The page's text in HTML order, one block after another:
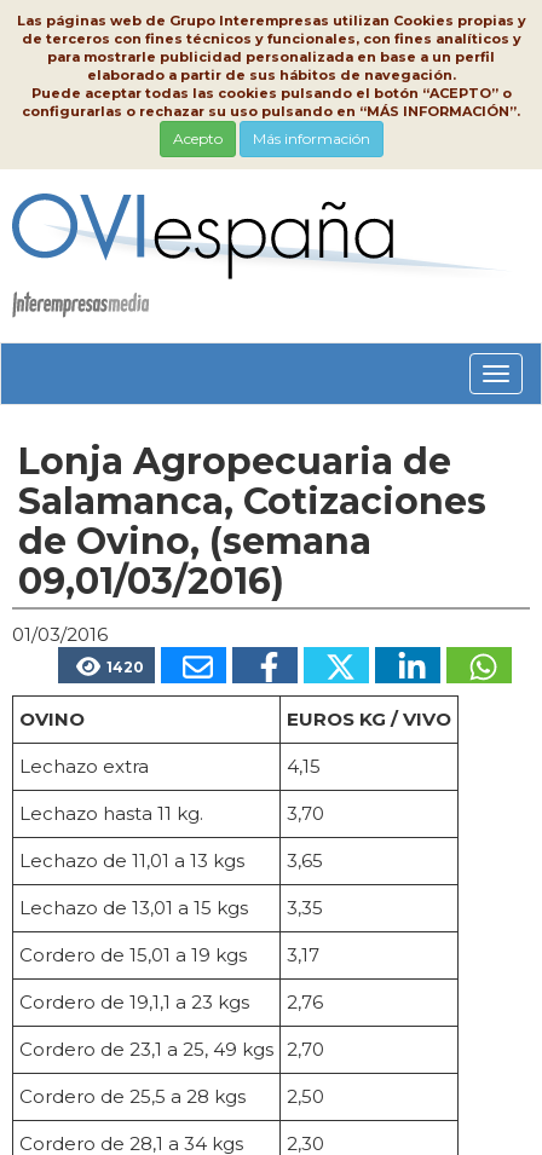
Las páginas web de Grupo Interempresas utilizan Cookies propias y
de terceros con fines técnicos y funcionales, con fines analíticos y
para mostrarle publicidad personalizada en base a un perfil
elaborado a partir de sus hábitos de navegación.
Puede aceptar todas las cookies pulsando el botón “ACEPTO” o
configurarlas o rechazar su uso pulsando en “MÁS INFORMACIÓN”.
Acepto Más información
Lonja Agropecuaria de
Salamanca, Cotizaciones
de Ovino, (semana
09,01/03/2016)
01/03/2016
1420
OVINO EUROS KG / VIVO
Lechazo extra 4,15
Lechazo hasta 11 kg. 3,70
Lechazo de 11,01 a 13 kgs 3,65
Lechazo de 13,01 a 15 kgs 3,35
Cordero de 15,01 a 19 kgs 3,17
Cordero de 19,1,1 a 23 kgs 2,76
Cordero de 23,1 a 25, 49 kgs 2,70
Cordero de 25,5 a 28 kgs 2,50
Cordero de 28,1 a 34 kgs 2,30